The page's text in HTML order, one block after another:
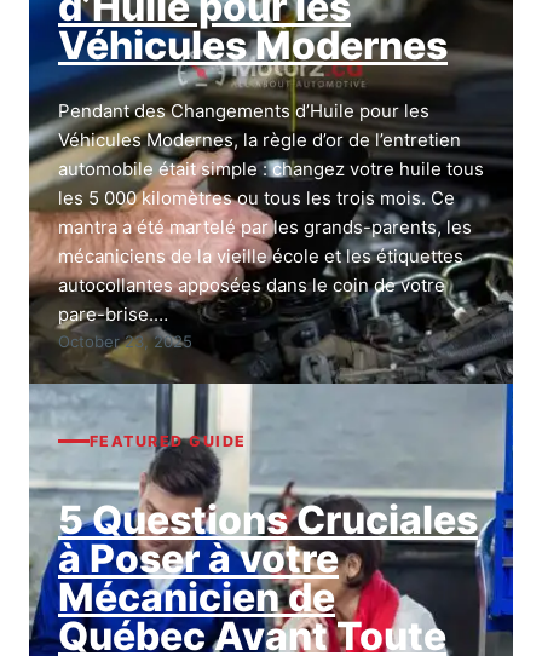
Véhicules Modernes
Pendant des Changements d’Huile pour les
Véhicules Modernes, la règle d’or de l’entretien
automobile était simple : changez votre huile tous
les 5 000 kilomètres ou tous les trois mois. Ce
mantra a été martelé par les grands-parents, les
mécaniciens de la vieille école et les étiquettes
autocollantes apposées dans le coin de votre
pare-brise.…
October 23, 2025
FEATURED GUIDE
5 Questions Cruciales
à Poser à votre
Mécanicien de
Québec Avant Toute